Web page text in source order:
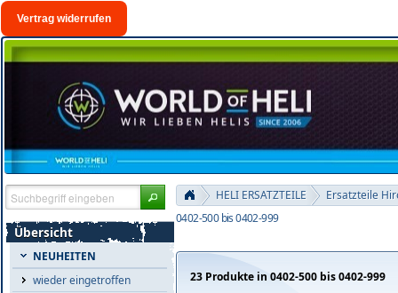
Vertrag widerrufen
Übersicht
NEUHEITEN
wieder eingetroffen
HELI ERSATZTEILE
Ersatzteile
0402-500 bis 0402-999
23 Produkte in 0402-500 bis 0402-999